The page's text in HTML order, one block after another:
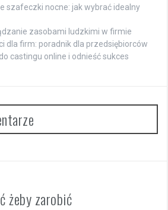
szafeczki nocne: jak wybrać idealny
zasobami ludzkimi w firmie
dla firm: poradnik dla przedsiębiorców
castingu online i odnieść sukces
żeby zarobić